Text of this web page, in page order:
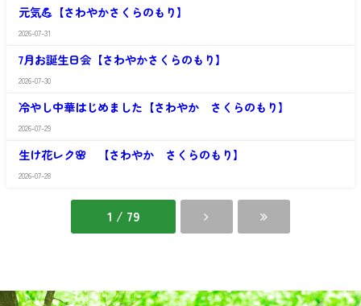
りく
ら
の
り
わ
や
か
く
ら
の
り
元気💪【さわやかさくらのもり】
2026-07-31
わ
や
か
く
ら
の
り
7月お誕生日会【さわやかさくらのもり】
2026-07-30
わ
や
か
く
ら
の
冷やし中華はじめました【さわやか さくらのもり】
2026-07-29
わ
や
か
生け花レク🌸 【さわやか さくらのもり】
2026-07-28
1 / 79